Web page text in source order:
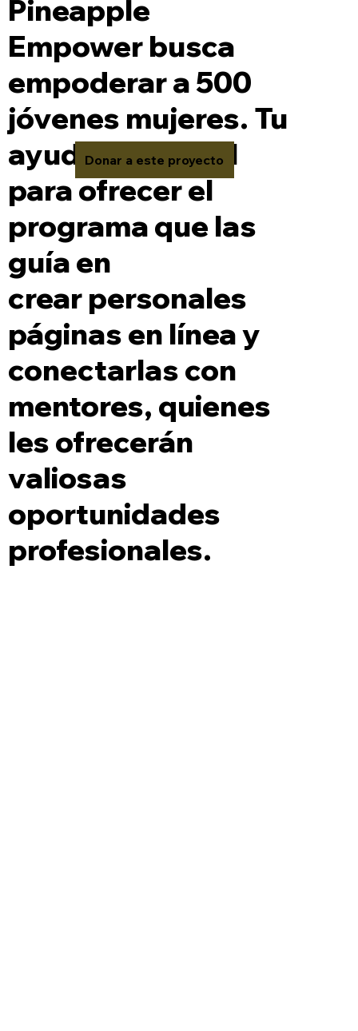
Pineapple
Empower busca
empoderar a 500
jóvenes mujeres. Tu
ayuda es crucial
para ofrecer el
programa que las
guía en
crear personales
páginas en línea y
conectarlas con
mentores, quienes
les ofrecerán
valiosas
oportunidades
profesionales.
Donar a este proyecto